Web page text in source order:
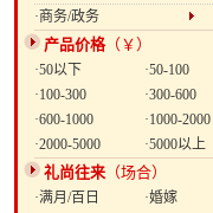
·商务/政务
产品价格（￥）
·50以下
·50-100
·100-300
·300-600
·600-1000
·1000-2000
·2000-5000
·5000以上
礼尚往来 （场合）
·满月/百日
·婚嫁